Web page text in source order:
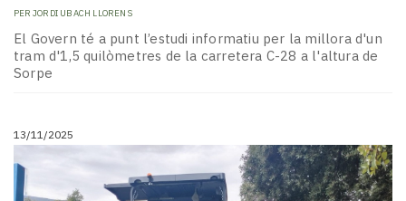
PER JORDI UBACH LLORENS
El Govern té a punt l’estudi informatiu per la millora d'un
tram d'1,5 quilòmetres de la carretera C-28 a l'altura de
Sorpe
13/11/2025